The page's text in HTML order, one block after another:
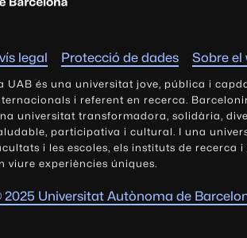
legal Protecció de dades Sobre el
UAB és una universitat jove, pública i
i referent en recerca.
universitat transformadora, solidària,
participativa i cultural. I una
i les escoles, els instituts de recerca
viure experiències úniques.
2025 Universitat Autònoma de